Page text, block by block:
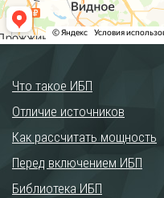
Что такое ИБП
Отличие источников
Как рассчитать мощность
Перед включением ИБП
Библиотека ИБП